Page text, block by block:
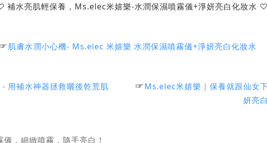
補水亮肌輕保養，Ms.elec米嬉樂-水潤保濕噴霧儀+淨妍亮白化妝水 ♡
肌膚水潤小心機- Ms.elec 米嬉樂 水潤保濕噴霧儀+淨妍亮白化妝水
- 用補水神器拯救曬後乾荒肌 ☞Ms.elec米嬉樂｜保養就跟仙女
妍亮
，細緻噴霧，隨手亮白！